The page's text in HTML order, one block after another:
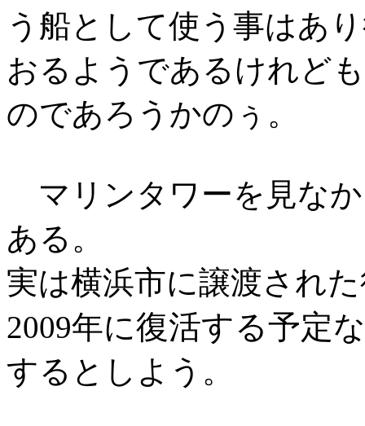
う船として使う事はあ
おるようであるけれど
のであろうかのぅ。
マリンタワーを見な
ある。
実は横浜市に譲渡され
2009年に復活する予定
するとしよう。